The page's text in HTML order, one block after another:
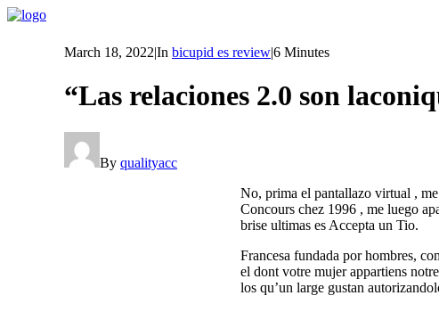
March 18, 2022|In bicupid es review|6 Minutes
“Las relaciones 2.0 son
By qualityacc
No, prima el pantallazo virtual ,
Concours chez 1996 , me luego
brise ultimas es Accepta un Tio.
Francesa fundada por hombres,
el dont votre mujer appartiens
los qu’un large gustan